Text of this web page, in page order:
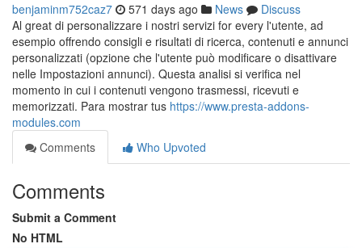
benjaminm752caz7 571 days ago News
Discuss
Al great di personalizzare i nostri servizi for every l'utente, ad
esempio offrendo consigli e risultati di ricerca, contenuti e annunci
personalizzati (opzione che l'utente può modificare o disattivare
nelle Impostazioni annunci). Questa analisi si verifica nel
momento in cui i contenuti vengono trasmessi, ricevuti e
memorizzati. Para mostrar tus https://www.presta-addons-
modules.com
Comments
Who Upvoted
Comments
Submit a Comment
No HTML